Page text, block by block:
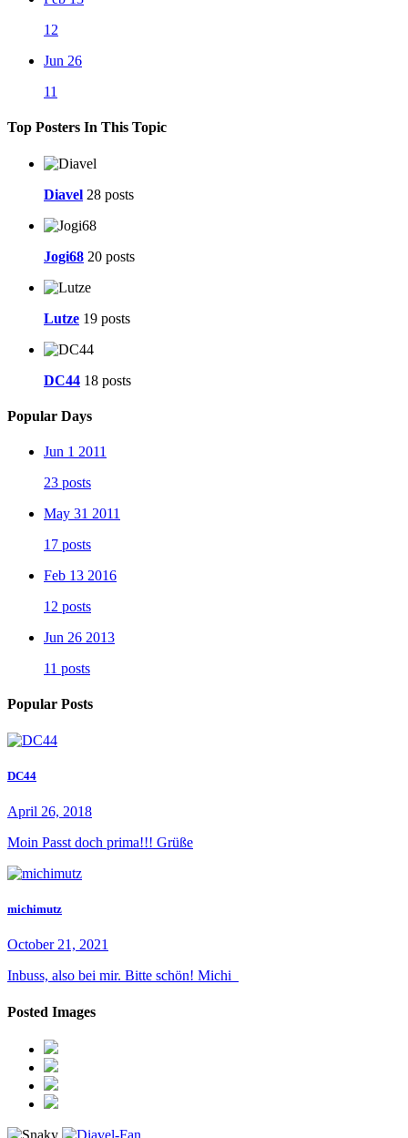
12
Jun 26
11
Top Posters In This Topic
Diavel 28 posts
Jogi68 20 posts
Lutze 19 posts
DC44 18 posts
Popular Days
Jun 1 2011
23 posts
May 31 2011
17 posts
Feb 13 2016
12 posts
Jun 26 2013
11 posts
Popular Posts
DC44
April 26, 2018
Moin Passt doch prima!!! Grüße
michimutz
October 21, 2021
Inbuss, also bei mir. Bitte schön! Michi
Posted Images